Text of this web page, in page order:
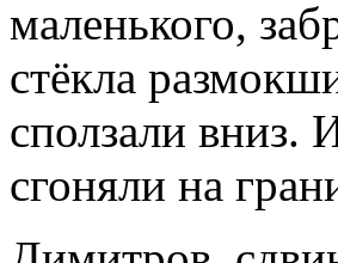
маленького,
стёкла
сползали вниз.
сгоняли на